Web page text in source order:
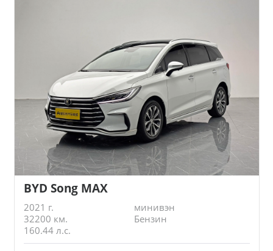
BYD Song MAX
2021 г.
минивэн
32200 км.
Бензин
160.44 л.с.